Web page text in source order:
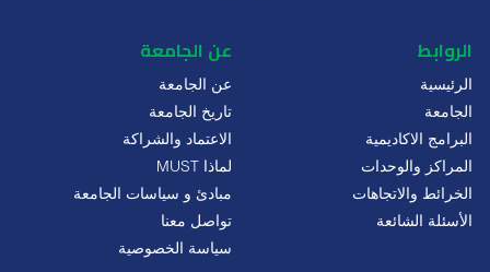
الروابط
الرئيسية
الجامعة
البرامج الاكاديمية
المراكز والوحدات
الخرائط والاتجاهات
الأسئلة الشائعة
عن الجامعة
عن الجامعة
تاريخ الجامعة
الاعتماد والشراكة
لماذا MUST
مبادئ و سياسات الجامعة
تواصل معنا
سياسة الخصوصية